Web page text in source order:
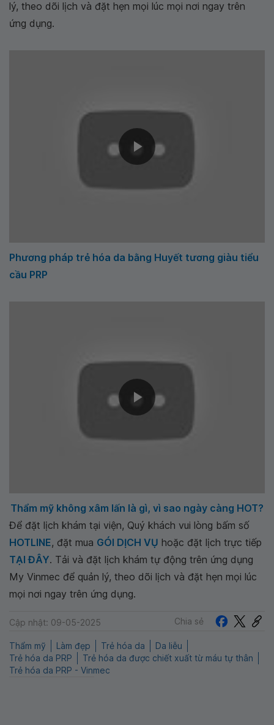
lý, theo dõi lịch và đặt hẹn mọi lúc mọi nơi ngay trên
ứng dụng.
Phương pháp trẻ hóa da bằng Huyết tương giàu tiểu
cầu PRP
Thẩm mỹ không xâm lấn là gì, vì sao ngày càng HOT?
Để đặt lịch khám tại viện, Quý khách vui lòng bấm số
HOTLINE, đặt mua GÓI DỊCH VỤ hoặc đặt lịch trực tiếp
TẠI ĐÂY. Tải và đặt lịch khám tự động trên ứng dụng
My Vinmec để quản lý, theo dõi lịch và đặt hẹn mọi lúc
mọi nơi ngay trên ứng dụng.
Cập nhật: 09-05-2025 Chia sẻ
Thẩm mỹ Làm đẹp Trẻ hóa da
Da liễu
Trẻ hóa da PRP
Trẻ hóa da được chiết xuất từ máu tự thân
Trẻ hóa da PRP - Vinmec